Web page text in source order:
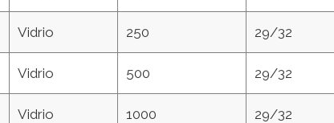
Vidrio 250 29/32
Vidrio 500 29/32
Vidrio 1000 29/32